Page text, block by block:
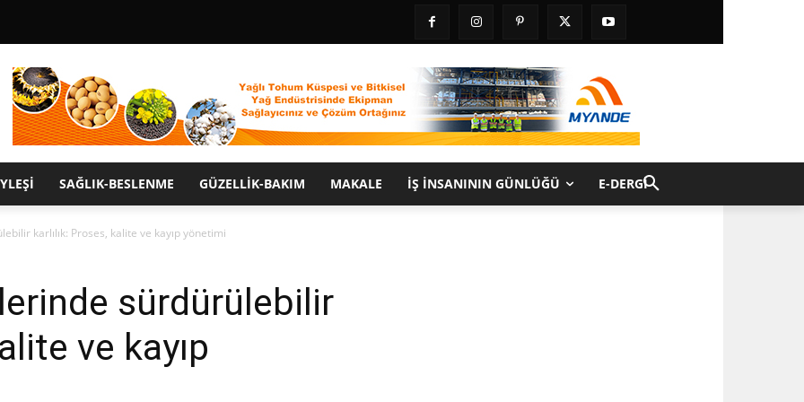
SAĞLIK-BESLENME GÜZELLIK-BAKIM MAKALE İŞ İNSANININ GÜNLÜĞÜ E-DERGI
karlılık: Proses, kalite ve kayıp yönetimi
sürdürülebilir
ve kayıp